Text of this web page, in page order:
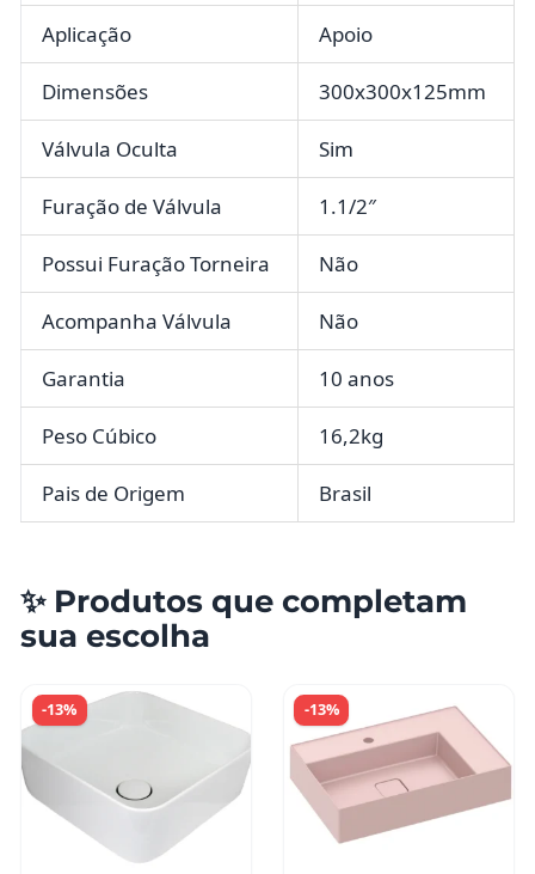
Aplicação Apoio
Dimensões 300x300x125mm
Válvula Oculta Sim
Furação de Válvula 1.1/2″
Possui Furação Torneira Não
Acompanha Válvula Não
Garantia 10 anos
Peso Cúbico 16,2kg
Pais de Origem Brasil
✨ Produtos que completam
sua escolha
-13% -13%